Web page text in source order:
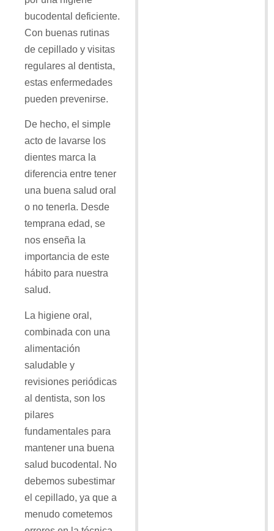
bucodental deficiente.
Con buenas rutinas
de cepillado y visitas
regulares al dentista,
estas enfermedades
pueden prevenirse.
De hecho, el simple
acto de lavarse los
dientes marca la
diferencia entre tener
una buena salud oral
o no tenerla. Desde
temprana edad, se
nos enseña la
importancia de este
hábito para nuestra
salud.
La higiene oral,
combinada con una
alimentación
saludable y
revisiones periódicas
al dentista, son los
pilares
fundamentales para
mantener una buena
salud bucodental. No
debemos subestimar
el cepillado, ya que a
menudo cometemos